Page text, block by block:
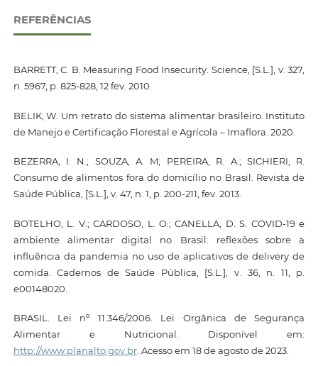
REFERÊNCIAS
BARRETT, C. B. Measuring Food Insecurity. Science, [S.L.], v. 327,
n. 5967, p. 825-828, 12 fev. 2010.
BELIK, W. Um retrato do sistema alimentar brasileiro. Instituto
de Manejo e Certificação Florestal e Agrícola – Imaflora. 2020.
BEZERRA, I. N.; SOUZA, A. M; PEREIRA, R. A.; SICHIERI, R.
Consumo de alimentos fora do domicílio no Brasil. Revista de
Saúde Pública, [S.L.], v. 47, n. 1, p. 200-211, fev. 2013.
BOTELHO, L. V.; CARDOSO, L. O.; CANELLA, D. S. COVID-19 e
ambiente alimentar digital no Brasil: reflexões sobre a
influência da pandemia no uso de aplicativos de delivery de
comida. Cadernos de Saúde Pública, [S.L.], v. 36, n. 11, p.
e00148020.
BRASIL. Lei nº 11.346/2006. Lei Orgânica de Segurança
Alimentar e Nutricional. Disponível em:
http://www.planalto.gov.br. Acesso em 18 de agosto de 2023.